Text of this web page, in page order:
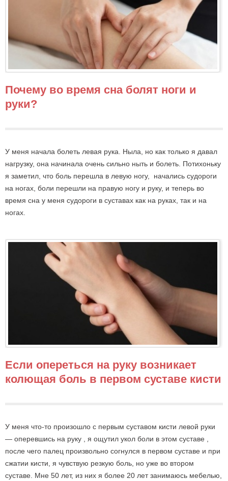
Почему во время сна болят ноги и
руки?
У меня начала болеть левая рука. Ныла, но как только я давал
нагрузку, она начинала очень сильно ныть и болеть. Потихоньку
я заметил, что боль перешла в левую ногу, начались судороги
на ногах, боли перешли на правую ногу и руку, и теперь во
время сна у меня судороги в суставах как на руках, так и на
ногах.
Если опереться на руку возникает
колющая боль в первом суставе кисти
У меня что-то произошло с первым суставом кисти левой руки
— оперевшись на руку , я ощутил укол боли в этом суставе ,
после чего палец произвольно согнулся в первом суставе и при
сжатии кисти, я чувствую резкую боль, но уже во втором
суставе. Мне 50 лет, из них я более 20 лет занимаюсь мебелью,